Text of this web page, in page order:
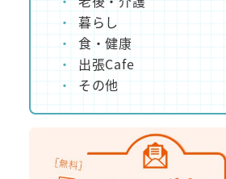
暮らし
食・健康
出張Cafe
その他